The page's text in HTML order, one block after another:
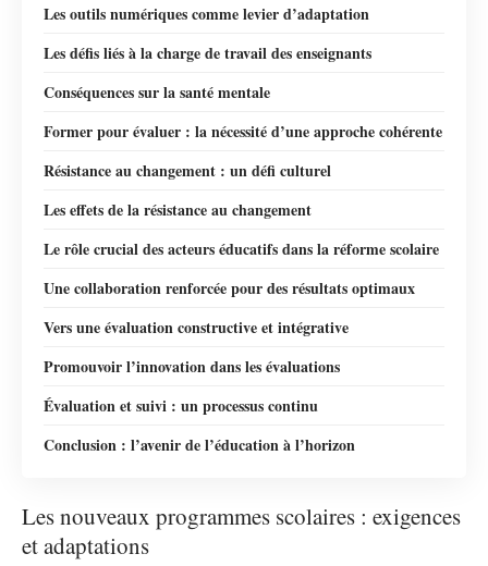
Les outils numériques comme levier d’adaptation
Les défis liés à la charge de travail des enseignants
Conséquences sur la santé mentale
Former pour évaluer : la nécessité d’une approche cohérente
Résistance au changement : un défi culturel
Les effets de la résistance au changement
Le rôle crucial des acteurs éducatifs dans la réforme scolaire
Une collaboration renforcée pour des résultats optimaux
Vers une évaluation constructive et intégrative
Promouvoir l’innovation dans les évaluations
Évaluation et suivi : un processus continu
Conclusion : l’avenir de l’éducation à l’horizon
Les nouveaux programmes scolaires : exigences
et adaptations